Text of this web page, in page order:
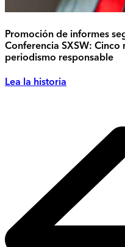
Promoción de informes
Conferencia SXSW: Cinco
periodismo responsable
Lea la historia